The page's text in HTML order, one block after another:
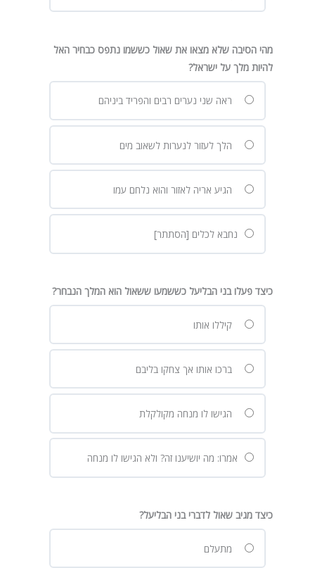
מהי הסיבה שלא מצאו את שאול כששמו נתפס כבחיר האל
להיות מלך על ישראל?
ראה שני נערים רבים והפריד ביניהם
הלך לעזור לנערות לשאוב מים
הגיע אריה לאזור והוא נלחם עמו
נחבא לכלים [הסתתר]
כיצד פעלו בני הבליעל כששמעו ששאול הוא המלך הנבחר?
קיללו אותו
ברכו אותו אך צחקו בליבם
הגישו לו מנחה מקולקלת
אמרו: מה יושיענו זה? ולא הגישו לו מנחה
כיצד מגיב שאול לדברי בני הבליעל?
מתעלם